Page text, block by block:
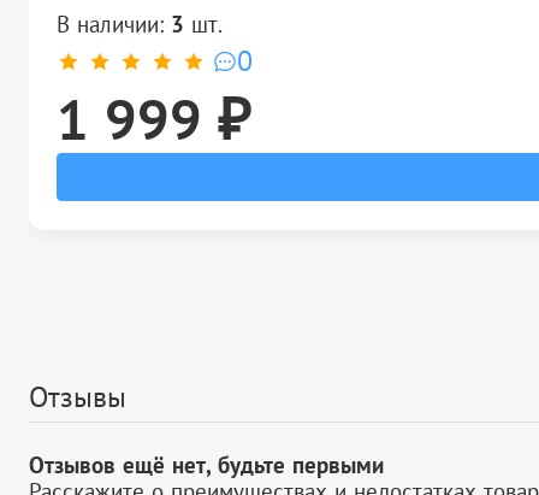
В наличии: 3 шт.
0
1 999 ₽
Отзывы
Отзывов ещё нет, будьте первыми